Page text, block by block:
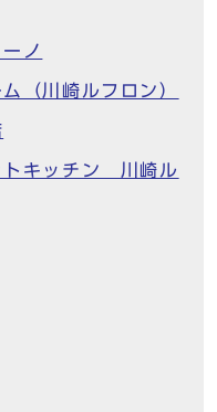
ノ
（川崎ルフロン）
キッチン 川崎ル